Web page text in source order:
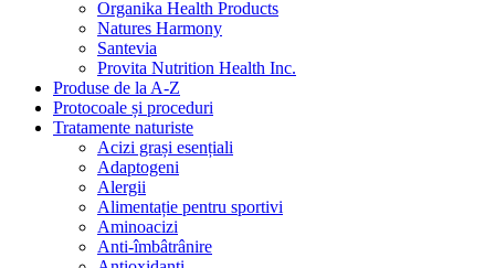
Organika Health Products
Natures Harmony
Santevia
Provita Nutrition Health Inc.
Produse de la A-Z
Protocoale și proceduri
Tratamente naturiste
Acizi grași esențiali
Adaptogeni
Alergii
Alimentație pentru sportivi
Aminoacizi
Anti-îmbâtrânire